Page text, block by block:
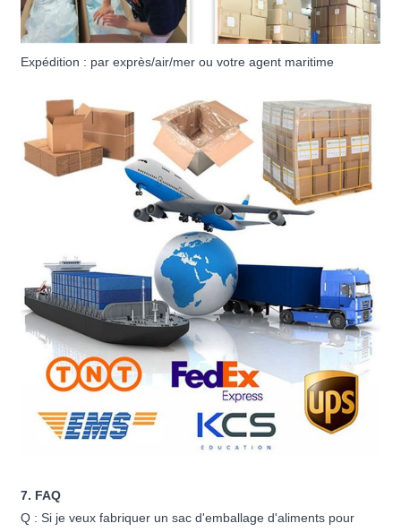
Expédition : par exprès/air/mer ou votre agent maritime
7. FAQ
Q : Si je veux fabriquer un sac d'emballage d'aliments pour